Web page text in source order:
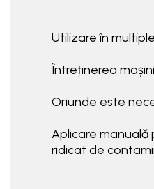
Utilizare în
Întreținerea
Oriunde este
Aplicare
ridicat de